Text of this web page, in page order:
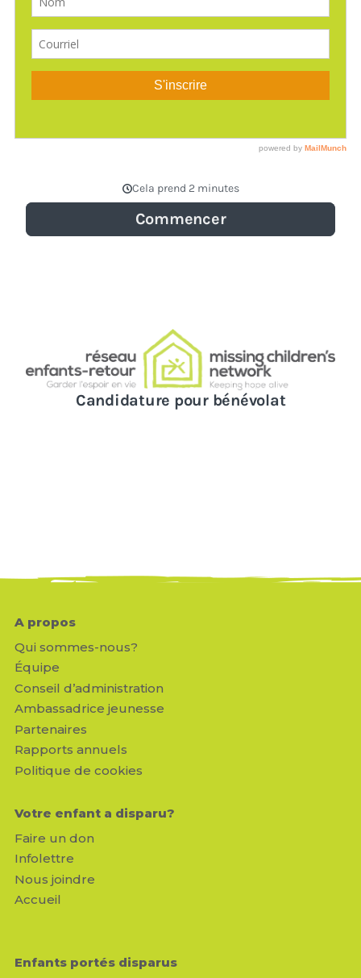
A propos
Qui sommes-nous?
Équipe
Conseil d’administration
Ambassadrice jeunesse
Partenaires
Rapports annuels
Politique de cookies
Votre enfant a disparu?
Faire un don
Infolettre
Nous joindre
Accueil
Enfants portés disparus